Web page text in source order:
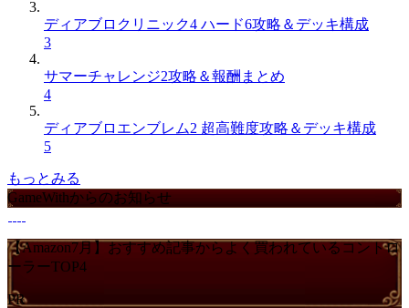
ディアブロクリニック4 ハード6攻略＆デッキ構成
3
サマーチャレンジ2攻略＆報酬まとめ
4
ディアブロエンブレム2 超高難度攻略＆デッキ構成
5
もっとみる
GameWithからのお知らせ
【Amazon7月】おすすめ記事からよく買われているコントロ
ーラーTOP4
PR